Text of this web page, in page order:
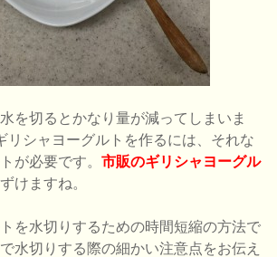
を切るとかなり量が減ってしまいま
リシャヨーグルトを作るには、それな
が必要です。市販のギリシャヨーグル
けますね。
を水切りするための時間短縮の方法で
水切りする際の細かい注意点をお伝え